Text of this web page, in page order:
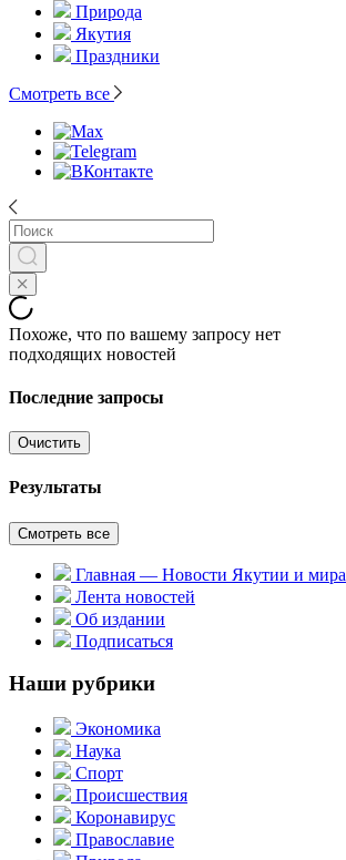
Природа
Якутия
Праздники
Смотреть все
Похоже, что по вашему запросу нет
подходящих новостей
Последние запросы
Очистить
Результаты
Смотреть все
Главная — Новости Якутии и мира
Лента новостей
Об издании
Подписаться
Наши рубрики
Экономика
Наука
Спорт
Происшествия
Коронавирус
Православие